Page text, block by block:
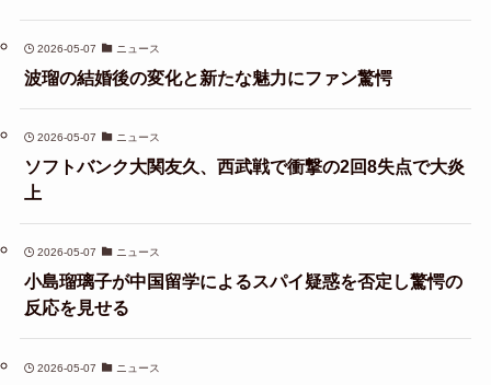
2026-05-07 ニュース
波瑠の結婚後の変化と新たな魅力にファン驚愕
2026-05-07 ニュース
ソフトバンク大関友久、西武戦で衝撃の2回8失点で大炎
上
2026-05-07 ニュース
小島瑠璃子が中国留学によるスパイ疑惑を否定し驚愕の
反応を見せる
2026-05-07 ニュース